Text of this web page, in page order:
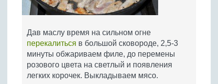
Дав маслу время на сильном огне
перекалиться в большой сковороде, 2,5-3
минуты обжариваем филе, до перемены
розового цвета на светлый и появления
легких корочек. Выкладываем мясо.